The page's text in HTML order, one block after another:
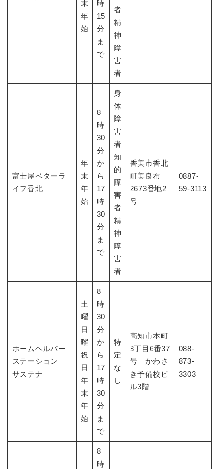
末
年
始
時
15
分
ま
で
者
精
神
障
害
者
富士屋ベターラ
イフ香北
年
末
年
始
8
時
30
分
か
ら
17
時
30
分
ま
で
身
体
障
害
者
知
的
障
害
者
精
神
障
害
者
香美市香北
町美良布
2673番地2
号
0887-
59-3113
ホームヘルパー
ステーション
サステナ
土
曜
日
曜
祝
日
年
末
年
始
8
時
30
分
か
ら
17
時
30
分
ま
で
特
定
な
し
高知市本町
3丁目6番37
号 かわさ
き予備校ビ
ル3階
088-
873-
3303
8
時